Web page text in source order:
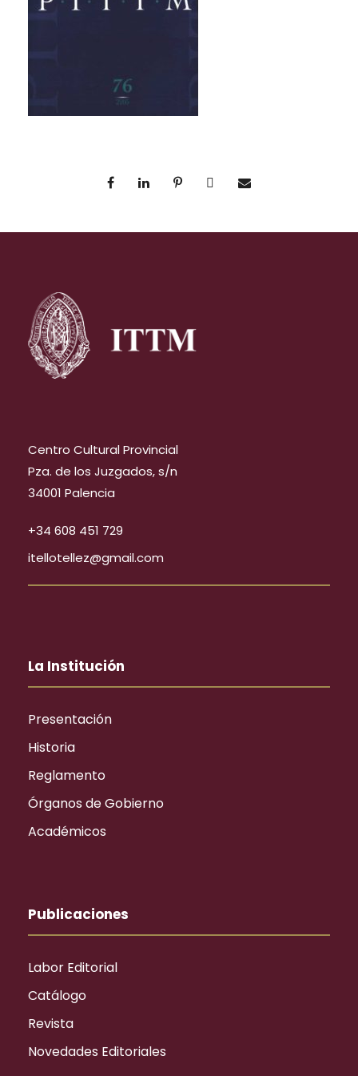
Centro Cultural Provincial
Pza. de los Juzgados, s/n
34001 Palencia
+34 608 451 729
itellotellez@gmail.com
La Institución
Presentación
Historia
Reglamento
Órganos de Gobierno
Académicos
Publicaciones
Labor Editorial
Catálogo
Revista
Novedades Editoriales